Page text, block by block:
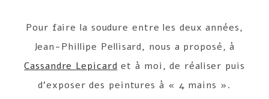
Pour faire la soudure entre les deux années,
Jean-Phillipe Pellisard, nous a proposé, à
Cassandre Lepicard et à moi, de réaliser puis
d’exposer des peintures à « 4 mains ».